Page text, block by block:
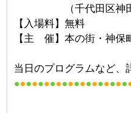
（千代田区神田神
【入場料】無料
【主 催】本の街・神保
当日のプログラムなど
●●●●●●●●●●●●●●●●●●●